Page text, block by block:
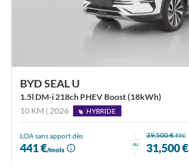
BYD SEAL U
1.5l DM-i 218ch PHEV Boost (18kWh)
10 KM | 2026
HYBRIDE
LOA sans apport dès
441 €/mois
ou
39,500 €TTC
31,500 €